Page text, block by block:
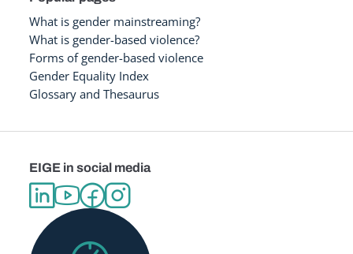
What is gender mainstreaming?
What is gender-based violence?
Forms of gender-based violence
Gender Equality Index
Glossary and Thesaurus
EIGE in social media